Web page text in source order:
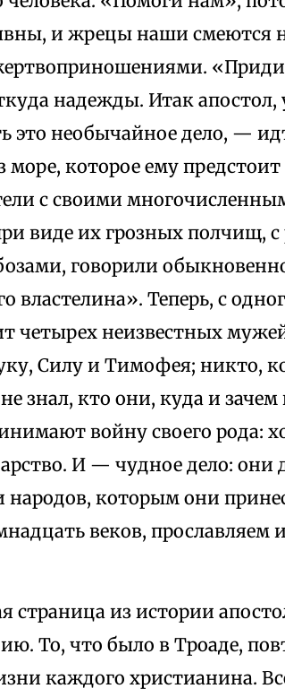
и жрецы наши смеются
надежды. Итак
это необычайное дело, —
море, которое ему
с своими
виде их грозных полчищ,
говорили
властелина». Теперь, с
четырех неизвестных
Силу и Тимофея; никто,
знал, кто они, куда и
войну своего рода:
И — чудное дело: они
которым они
веков, прославляем
страница из истории
То, что было в Троаде,
каждого христианина.